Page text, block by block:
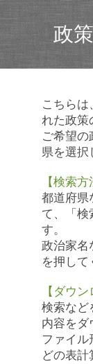
政
こちらは
れた政策
ご希望
県を選択
【検索方
都道府県
て、「検
す。
政治家名
を押して
【ダウン
検索など
内容をダ
ファイル
どの表計